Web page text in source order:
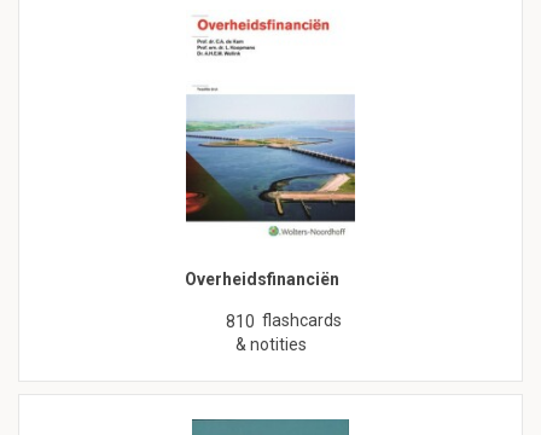
Overheidsfinanciën
810 flashcards
& notities